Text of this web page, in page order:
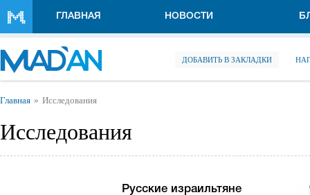
ГЛАВНАЯ НОВОСТИ
ДОБАВИТЬ В ЗАКЛАДКИ
Вы здесь
Главная Исследования
Исследования
Русские израильтяне